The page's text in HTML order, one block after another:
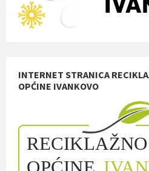
INTERNET STRANICA
OPĆINE IVANKOVO